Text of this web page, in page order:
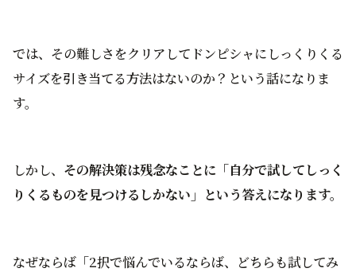
では、その難しさをクリアしてドンピシャにしっくりくる
サイズを引き当てる方法はないのか？という話になりま
す。
しかし、 その解決策は残念なことに「自分で試してしっく
りくるものを見つけるしかない」という答えになります。
なぜならば「2択で悩んでいるならば、どちらも試してみ